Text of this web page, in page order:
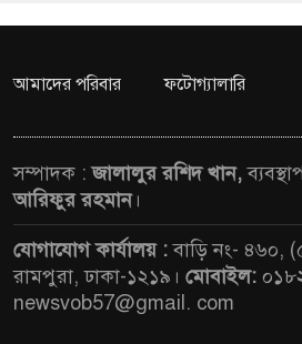
আমাদের পরিবার ফটোগ্যালারি
সম্পাদক :জালালুর রশিদ খান,
আরিফুর রহমান।
যোগাযোগ কার্যালয় :বাড়ি নং- ৪৬০,
রামপুরা, ঢাকা-১২১৯। মোবাইল:
newsvob57@gmail. com